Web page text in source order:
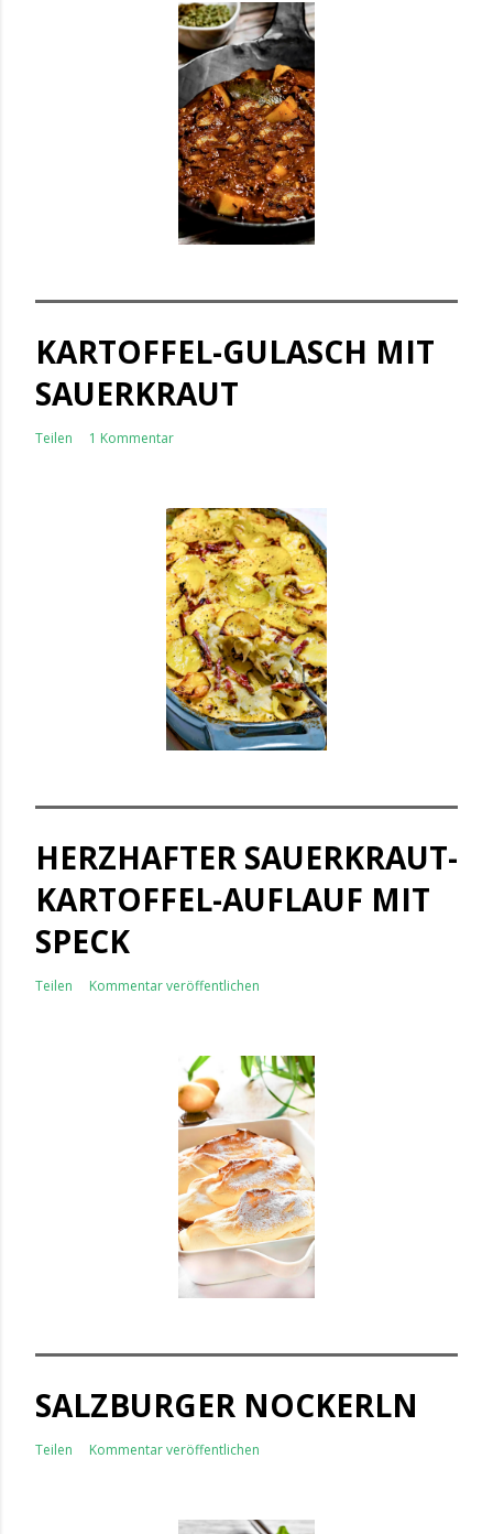
KARTOFFEL-GULASCH MIT
SAUERKRAUT
Teilen 1 Kommentar
HERZHAFTER SAUERKRAUT-
KARTOFFEL-AUFLAUF MIT
SPECK
Teilen Kommentar veröffentlichen
SALZBURGER NOCKERLN
Teilen Kommentar veröffentlichen